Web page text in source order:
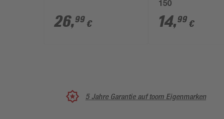
26,99 €
150
14,99 €
5 Jahre Garantie auf toom Eigenmarken